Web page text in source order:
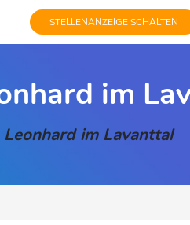
STELLENANZEIGE SCHALTEN
im
im Lavanttal